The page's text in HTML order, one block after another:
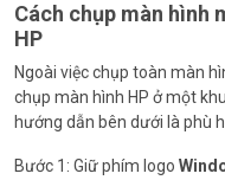
Cách chụp màn hình
HP
Ngoài việc chụp toàn màn
chụp màn hình HP ở một
hướng dẫn bên dưới là phù
Bước 1: Giữ phím logo